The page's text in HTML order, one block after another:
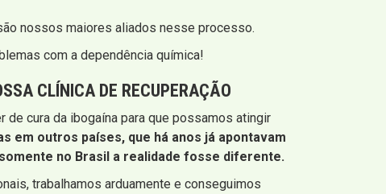
nossos maiores aliados nesse processo.
com a dependência química!
CLÍNICA DE RECUPERAÇÃO
cura da ibogaína para que possamos atingir
em outros países, que há anos já apontavam
no Brasil a realidade fosse diferente.
trabalhamos arduamente e conseguimos